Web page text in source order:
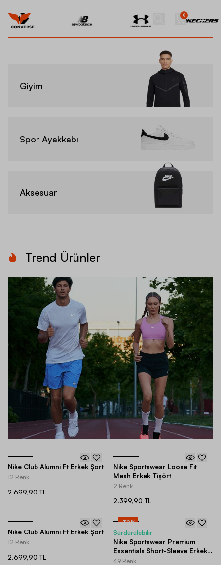
0
Giyim
Spor Ayakkabı
Aksesuar
Trend Ürünler
Nike Club Alumni Ft Erkek Şort
12 Renk
2.699,90 TL
Nike Sportswear Loose Fit
Mesh Erkek Tişört
2 Renk
2.399,90 TL
Nike Club Alumni Ft Erkek Şort
12 Renk
2.699,90 TL
-30%
Sürdürülebilir
Nike Sportswear Premium
Essentials Short-Sleeve Erkek
Tişört
49 Renk